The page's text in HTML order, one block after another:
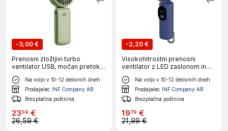
-3,00 €
Prenosni zložljivi turbo
ventilator USB, močan pretok
zraka Green
Na voljo v 10-12 delovnih dneh
Prodajalec INF Company AB
Brezplačna poštnina
2359 €
26,59 €
-2,20 €
Visokohitrostni prenosni
ventilator z LED zaslonom in
100-stopenjsko Blue
Na voljo v 10-12 delovnih dneh
Prodajalec INF Company AB
Brezplačna poštnina
1979 €
21,99 €